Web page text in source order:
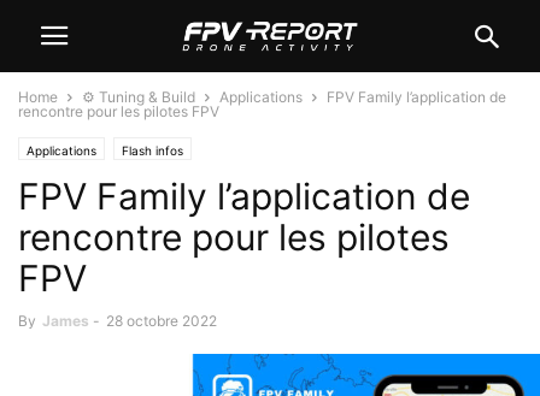
Home ⚙️ Tuning & Build Applications
FPV Family l’application de
rencontre pour les pilotes FPV
Applications Flash infos
FPV Family l’application de
rencontre pour les pilotes
FPV
By James - 28 octobre 2022